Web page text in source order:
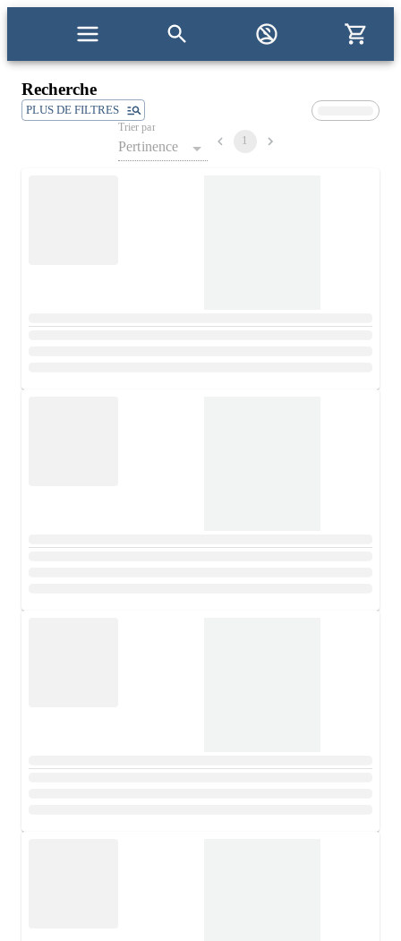
Recherche
PLUS DE FILTRES
Trier par
Pertinence 1